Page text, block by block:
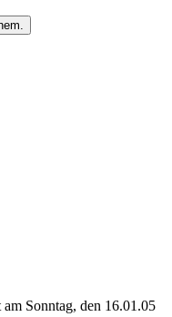
Sonntag, den 16.01.05